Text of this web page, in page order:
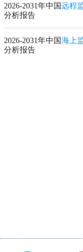
2026-2031年中国远程
分析报告
2026-2031年中国海上
分析报告